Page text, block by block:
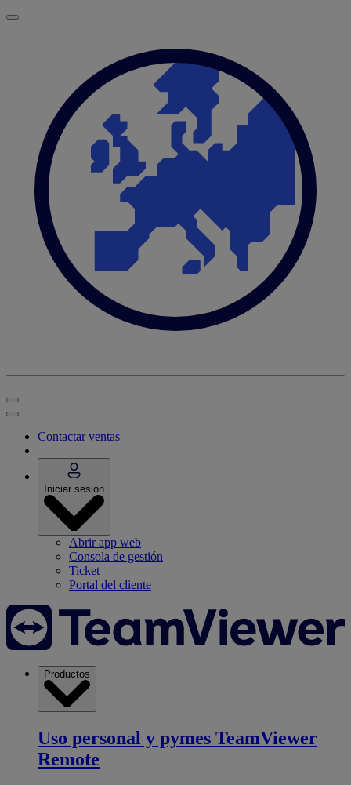
Contactar ventas
Iniciar sesión
Abrir app web
Consola de gestión
Ticket
Portal del cliente
Productos
Uso personal y pymes TeamViewer
Remote